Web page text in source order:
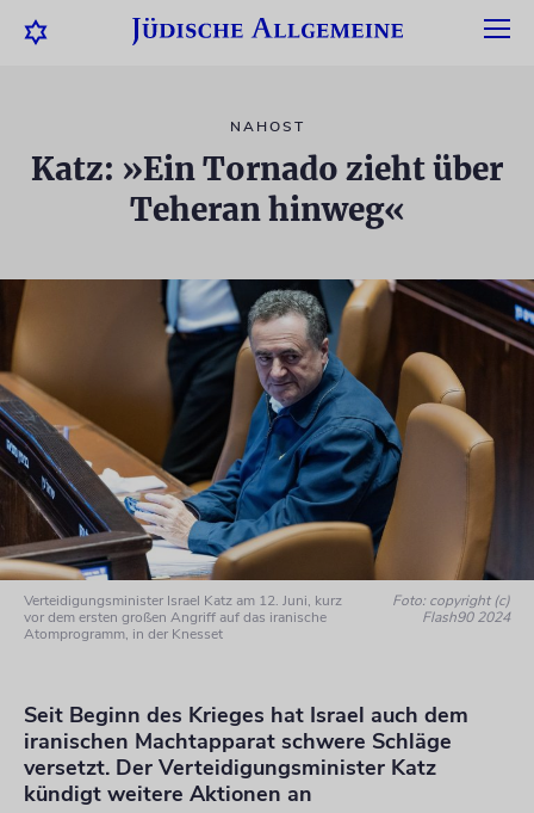
NAHOST
Katz: »Ein Tornado zieht über
Teheran hinweg«
Verteidigungsminister Israel Katz am 12. Juni, kurz
vor dem ersten großen Angriff auf das iranische
Atomprogramm, in der Knesset
Foto: copyright (c)
Flash90 2024
Seit Beginn des Krieges hat Israel auch dem
iranischen Machtapparat schwere Schläge
versetzt. Der Verteidigungsminister Katz
kündigt weitere Aktionen an